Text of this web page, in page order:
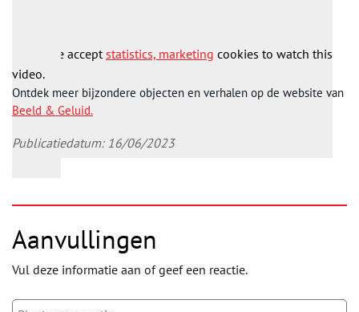
Please acceptstatistics, marketing cookies to watch this
video.
Ontdek meer bijzondere objecten en verhalen op de website van
Beeld & Geluid.
Publicatiedatum: 16/06/2023
Aanvullingen
Vul deze informatie aan of geef een reactie.